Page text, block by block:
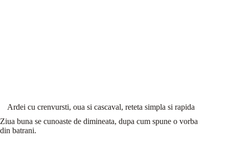
Ardei cu crenvursti, oua si cascaval, reteta simpla si rapida
Ziua buna se cunoaste de dimineata, dupa cum spune o vorba
din batrani.